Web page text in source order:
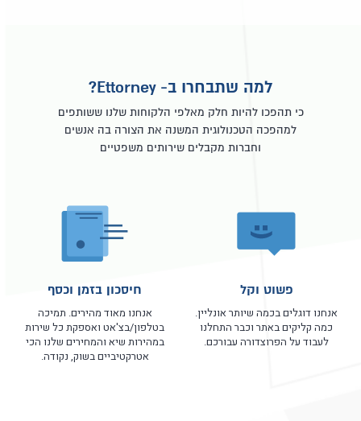
למה שתבחרו ב- Ettorney?
כי תהפכו להיות חלק מאלפי הלקוחות שלנו ששותפים
למהפכה הטכנולוגית המשנה את הצורה בה אנשים
וחברות מקבלים שירותים משפטיים
פשוט וקל
אנחנו דוגלים בכמה שיותר אונליין.
כמה קליקים באתר וכבר התחלנו
לעבוד על הפרוצדורה עבורכם.
חיסכון בזמן וכסף
אנחנו מאוד מהירים. תמיכה
בטלפון/בצ'אט ואספקת כל שירות
במהירות שיא והמחירים שלנו הכי
אטרקטיביים בשוק, נקודה.